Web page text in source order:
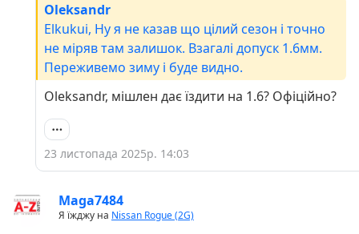
Oleksandr
Elkukui, Ну я не казав що цілий сезон і точно
не міряв там залишок. Взагалі допуск 1.6мм.
Переживемо зиму і буде видно.
Oleksandr, мішлен дає їздити на 1.6? Офіційно?
23 листопада 2025р. 14:03
Maga7484
Я їжджу на Nissan Rogue (2G)